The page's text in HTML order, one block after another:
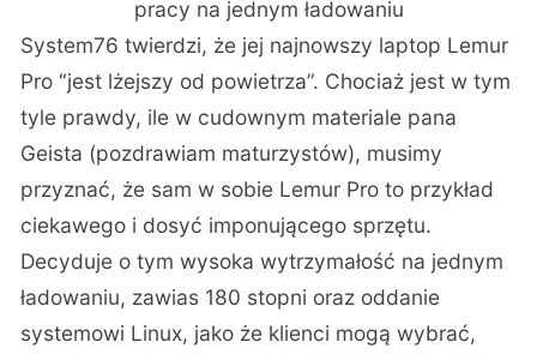
pracy na jednym ładowaniu
System76 twierdzi, że jej najnowszy laptop Lemur
Pro “jest lżejszy od powietrza”. Chociaż jest w tym
tyle prawdy, ile w cudownym materiale pana
Geista (pozdrawiam maturzystów), musimy
przyznać, że sam w sobie Lemur Pro to przykład
ciekawego i dosyć imponującego sprzętu.
Decyduje o tym wysoka wytrzymałość na jednym
ładowaniu, zawias 180 stopni oraz oddanie
systemowi Linux, jako że klienci mogą wybrać,